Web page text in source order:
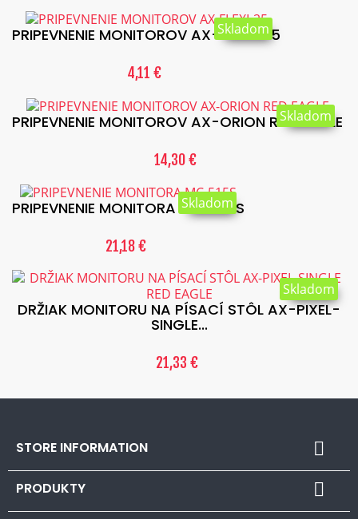
PRIPEVNENIE MONITOROV AX-FLEXI-25
4,11 €
Skladom
PRIPEVNENIE MONITOROV AX-ORION RED EAGLE
14,30 €
Skladom
PRIPEVNENIE MONITORA MC-515S
21,18 €
Skladom
DRŽIAK MONITORU NA PÍSACÍ STÔL AX-PIXEL-
SINGLE...
21,33 €
Skladom
STORE INFORMATION 
PRODUKTY 